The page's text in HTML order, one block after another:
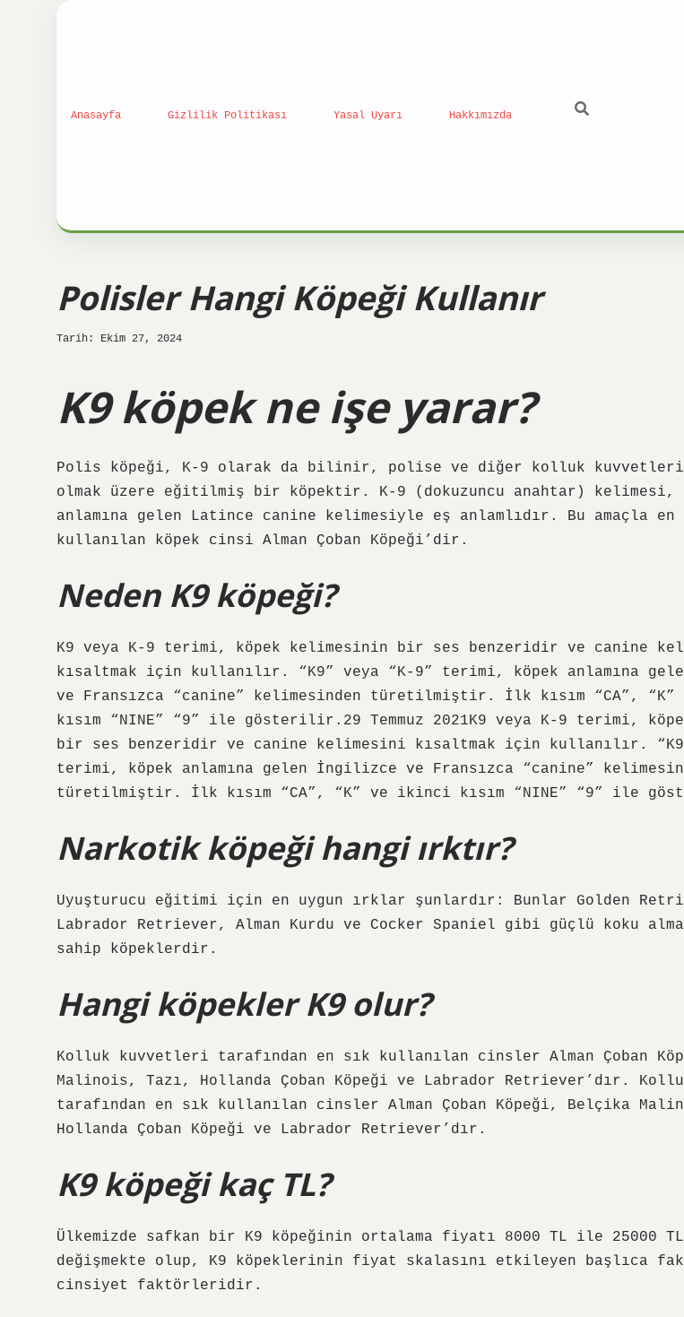
Anasayfa Gizlilik Politikası Yasal Uyarı Hakkımızda
Polisler Hangi Köpeği Kullanır
Tarih: Ekim 27, 2024
K9 köpek ne işe yarar?
Polis köpeği, K-9 olarak da bilinir, polise ve diğer kolluk
olmak üzere eğitilmiş bir köpektir. K-9 (dokuzuncu anahtar) kelimesi,
anlamına gelen Latince canine kelimesiyle eş anlamlıdır. Bu amaçla en
kullanılan köpek cinsi Alman Çoban Köpeği’dir.
Neden K9 köpeği?
K9 veya K-9 terimi, köpek kelimesinin bir ses benzeridir ve canine
kısaltmak için kullanılır. “K9” veya “K-9” terimi, köpek anlamına
ve Fransızca “canine” kelimesinden türetilmiştir. İlk kısım “CA”,
kısım “NINE” “9” ile gösterilir.29 Temmuz 2021K9 veya K-9 terimi,
bir ses benzeridir ve canine kelimesini kısaltmak için kullanılır.
terimi, köpek anlamına gelen İngilizce ve Fransızca “canine”
türetilmiştir. İlk kısım “CA”, “K” ve ikinci kısım “NINE” “9” ile
Narkotik köpeği hangi ırktır?
Uyuşturucu eğitimi için en uygun ırklar şunlardır: Bunlar Golden
Labrador Retriever, Alman Kurdu ve Cocker Spaniel gibi güçlü koku alma
sahip köpeklerdir.
Hangi köpekler K9 olur?
Kolluk kuvvetleri tarafından en sık kullanılan cinsler Alman Çoban
Malinois, Tazı, Hollanda Çoban Köpeği ve Labrador Retriever’dır.
tarafından en sık kullanılan cinsler Alman Çoban Köpeği, Belçika
Hollanda Çoban Köpeği ve Labrador Retriever’dır.
K9 köpeği kaç TL?
Ülkemizde safkan bir K9 köpeğinin ortalama fiyatı 8000 TL ile 25000 TL
değişmekte olup, K9 köpeklerinin fiyat skalasını etkileyen başlıca
cinsiyet faktörleridir.